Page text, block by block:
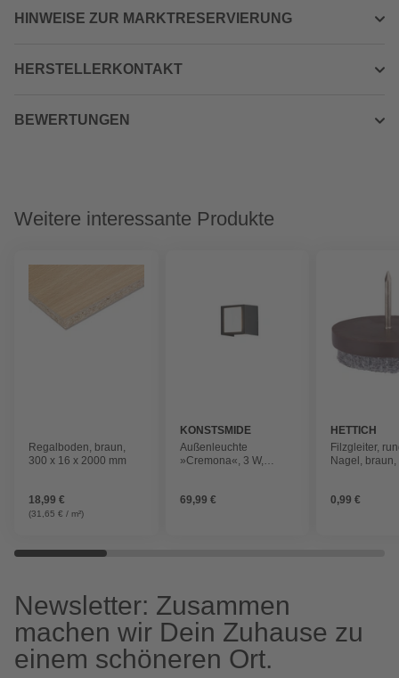
HINWEISE ZUR MARKTRESERVIERUNG
HERSTELLERKONTAKT
BEWERTUNGEN
Weitere interessante Produkte
Regalboden, braun,
300 x 16 x 2000 mm
18,99 €
(31,65 € / m²)
KONSTSMIDE
Außenleuchte
»Cremona«, 3 W,
69,99 €
HETTICH
Filzgleiter,
Nagel,
0,99 €
Newsletter: Zusammen
machen wir Dein Zuhause zu
einem schöneren Ort.